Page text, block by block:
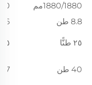
1880/1880مم
8.8 طن
٢٥ طنًّا ٢٥ طنًّا
40 طن